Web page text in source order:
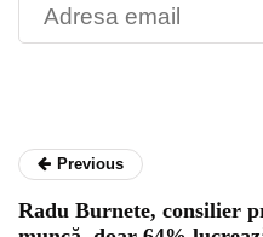
Previous
Radu Burnete, consilier